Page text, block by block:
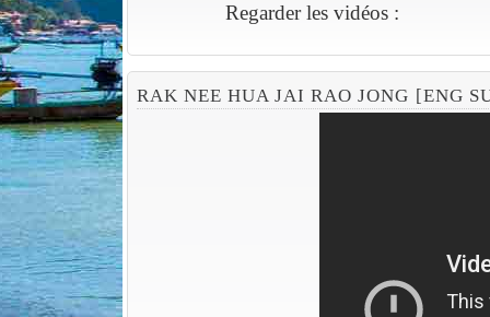
Regarder les vidéos :
RAK NEE HUA JAI RAO JONG [ENG